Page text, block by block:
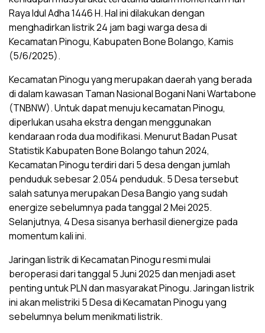
Raya Idul Adha 1446 H. Hal ini dilakukan dengan
menghadirkan listrik 24 jam bagi warga desa di
Kecamatan Pinogu, Kabupaten Bone Bolango, Kamis
(5/6/2025).
Kecamatan Pinogu yang merupakan daerah yang berada
di dalam kawasan Taman Nasional Bogani Nani Wartabone
(TNBNW). Untuk dapat menuju kecamatan Pinogu,
diperlukan usaha ekstra dengan menggunakan
kendaraan roda dua modifikasi. Menurut Badan Pusat
Statistik Kabupaten Bone Bolango tahun 2024,
Kecamatan Pinogu terdiri dari 5 desa dengan jumlah
penduduk sebesar 2.054 penduduk. 5 Desa tersebut
salah satunya merupakan Desa Bangio yang sudah
energize sebelumnya pada tanggal 2 Mei 2025.
Selanjutnya, 4 Desa sisanya berhasil dienergize pada
momentum kali ini.
Jaringan listrik di Kecamatan Pinogu resmi mulai
beroperasi dari tanggal 5 Juni 2025 dan menjadi aset
penting untuk PLN dan masyarakat Pinogu. Jaringan listrik
ini akan melistriki 5 Desa di Kecamatan Pinogu yang
sebelumnya belum menikmati listrik.